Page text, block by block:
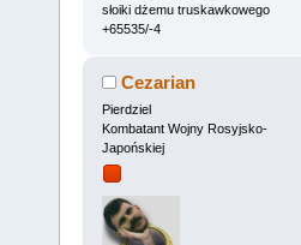
słoiki dżemu truskawkowego
+65535/-4
Cezarian
Pierdziel
Kombatant Wojny Rosyjsko-
Japońskiej